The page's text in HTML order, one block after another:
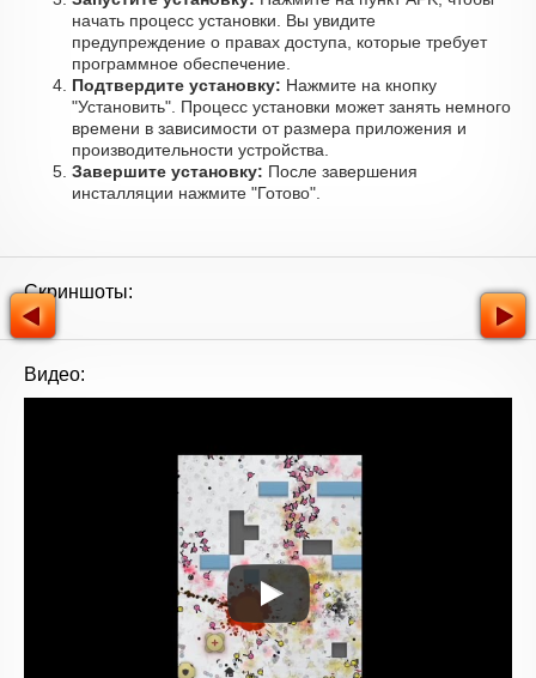
начать процесс установки. Вы увидите
предупреждение о правах доступа, которые требует
программное обеспечение.
Подтвердите установку: Нажмите на кнопку
"Установить". Процесс установки может занять немного
времени в зависимости от размера приложения и
производительности устройства.
Завершите установку: После завершения
инсталляции нажмите "Готово".
Скриншоты:
Видео: